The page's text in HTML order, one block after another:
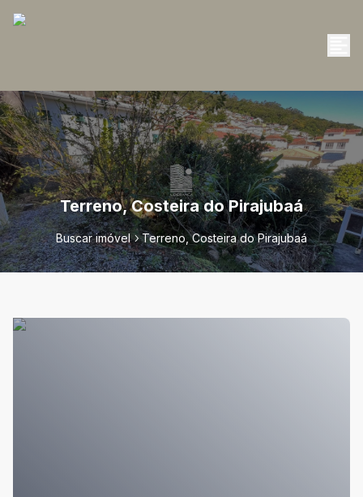
Terreno, Costeira do Pirajubaá
Buscar imóvel Terreno, Costeira do Pirajubaá